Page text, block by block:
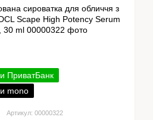
ПриватБанк
mono
Артикул: 00000322